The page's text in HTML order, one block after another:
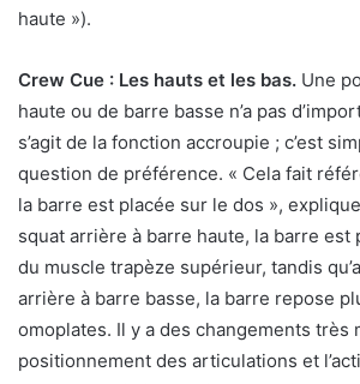
haute »).
Crew Cue : Les hauts et les bas. Une
haute ou de barre basse n’a pas
s’agit de la fonction accroupie ; c’est
question de préférence. « Cela fait
la barre est placée sur le dos »,
squat arrière à barre haute, la barre est
du muscle trapèze supérieur, tandis
arrière à barre basse, la barre repose
omoplates. Il y a des changements très
positionnement des articulations et